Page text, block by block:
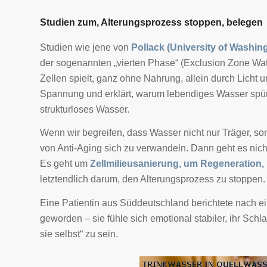
Studien zum, Alterungsprozess stoppen, belegen
Studien wie jene von Pollack (University of
der sogenannten „vierten Phase“ (Exclusion Zone
Zellen spielt, ganz ohne Nahrung, allein durch Licht
Spannung und erklärt, warum lebendiges Wasser
strukturloses Wasser.
Wenn wir begreifen, dass Wasser nicht nur Träger,
von Anti-Aging sich zu verwandeln. Dann geht es
Es geht um Zellmilieusanierung, um
letztendlich darum, den Alterungsprozess zu stoppen.
Eine Patientin aus Süddeutschland berichtete nach
geworden – sie fühle sich emotional stabiler, ihr
sie selbst“ zu sein.